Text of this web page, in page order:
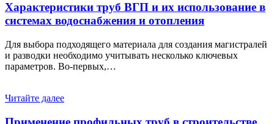
Характеристики труб ВГП и их использование в
системах водоснабжения и отопления
Для выбора подходящего материала для создания магистралей
и разводки необходимо учитывать несколько ключевых
параметров. Во-первых,…
Читайте далее